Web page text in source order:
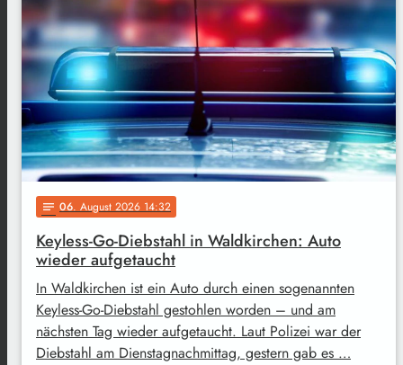
notes 06. August 2026 14:32
Keyless-Go-Diebstahl in Waldkirchen: Auto
wieder aufgetaucht
In Waldkirchen ist ein Auto durch einen sogenannten
Keyless-Go-Diebstahl gestohlen worden – und am
nächsten Tag wieder aufgetaucht. Laut Polizei war der
Diebstahl am Dienstagnachmittag, gestern gab es …